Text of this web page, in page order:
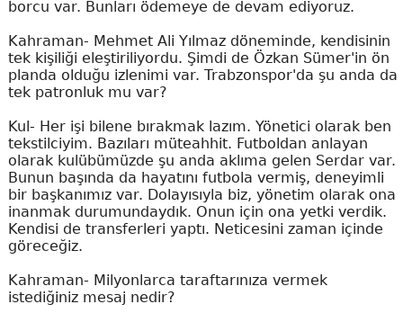
borcu var. Bunları ödemeye de devam ediyoruz.
Kahraman- Mehmet Ali Yılmaz döneminde, kendisinin
tek kişiliği eleştiriliyordu. Şimdi de Özkan Sümer'in ön
planda olduğu izlenimi var. Trabzonspor'da şu anda da
tek patronluk mu var?
Kul- Her işi bilene bırakmak lazım. Yönetici olarak ben
tekstilciyim. Bazıları müteahhit. Futboldan anlayan
olarak kulübümüzde şu anda aklıma gelen Serdar var.
Bunun başında da hayatını futbola vermiş, deneyimli
bir başkanımız var. Dolayısıyla biz, yönetim olarak ona
inanmak durumundaydık. Onun için ona yetki verdik.
Kendisi de transferleri yaptı. Neticesini zaman içinde
göreceğiz.
Kahraman- Milyonlarca taraftarınıza vermek
istediğiniz mesaj nedir?